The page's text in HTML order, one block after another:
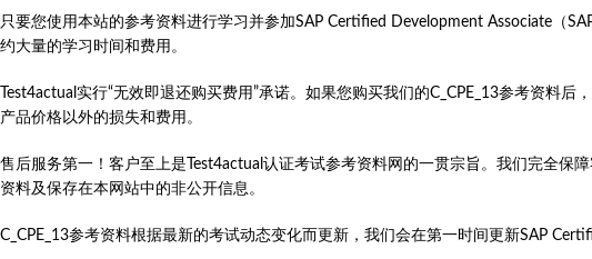
只要您使用本站的参考资料进行学习并参加SAP Certified Development Associate（
约大量的学习时间和费用。
Test4actual实行“无效即退还购买费用”承诺。如果您购买我们的C_CPE_13参考资料
产品价格以外的损失和费用。
售后服务第一！客户至上是Test4actual认证考试参考资料网的一贯宗旨。我们完全保
资料及保存在本网站中的非公开信息。
C_CPE_13参考资料根据最新的考试动态变化而更新，我们会在第一时间更新SAP